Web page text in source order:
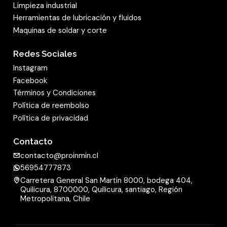
conseguir unaalta tasa de remoción
cordones de soldadura y otras superficies
pequeñas. Además, demuestra sus excelentes
propiedades en el biselado. Sobre todo en
combinación con amoladoras angulares de gran
potencia, el disco abrasivo despliega su
arranque y remoción agresiva
vez una gran comodidad al lijar. Dado que la
disposición en forma de abanico crea una
gruesas.
El disco de láminas abrasivo
SMT 624 posee numerosas
Limpieza industrial
Herramientas de lubricación y fluidos
Maquinas de soldar y corte
Redes Sociales
Instagram
Facebook
Términos y Condiciones
Política de reembolso
Política de privacidad
Contacto
contacto@proinmin.cl
56954777873
Carretera General San Martín 8000, bodega 404,
Quilicura, 8700000, Quilicura, santiago, Región
Metropolitana, Chile